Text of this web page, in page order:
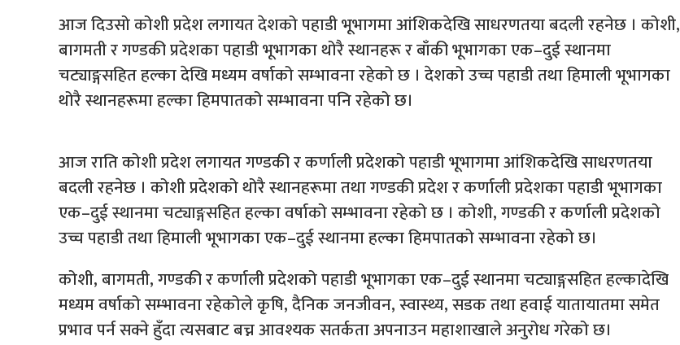
आज दिउसो कोशी प्रदेश लगायत देशको पहाडी भूभागमा आंशिकदेखि साधरणतया बदली रहनेछ । कोशी,
बागमती र गण्डकी प्रदेशका पहाडी भूभागका थोरै स्थानहरू र बाँकी भूभागका एक–दुई स्थानमा
चट्याङ्गसहित हल्का देखि मध्यम वर्षाको सम्भावना रहेको छ । देशको उच्च पहाडी तथा हिमाली भूभागका
थोरै स्थानहरूमा हल्का हिमपातको सम्भावना पनि रहेको छ।
आज राति कोशी प्रदेश लगायत गण्डकी र कर्णाली प्रदेशको पहाडी भूभागमा आंशिकदेखि साधरणतया
बदली रहनेछ । कोशी प्रदेशको थोरै स्थानहरूमा तथा गण्डकी प्रदेश र कर्णाली प्रदेशका पहाडी भूभागका
एक–दुई स्थानमा चट्याङ्गसहित हल्का वर्षाको सम्भावना रहेको छ । कोशी, गण्डकी र कर्णाली प्रदेशको
उच्च पहाडी तथा हिमाली भूभागका एक–दुई स्थानमा हल्का हिमपातको सम्भावना रहेको छ।
कोशी, बागमती, गण्डकी र कर्णाली प्रदेशको पहाडी भूभागका एक–दुई स्थानमा चट्याङ्गसहित हल्कादेखि
मध्यम वर्षाको सम्भावना रहेकोले कृषि, दैनिक जनजीवन, स्वास्थ्य, सडक तथा हवाई यातायातमा समेत
प्रभाव पर्न सक्ने हुँदा त्यसबाट बच्न आवश्यक सतर्कता अपनाउन महाशाखाले अनुरोध गरेको छ।